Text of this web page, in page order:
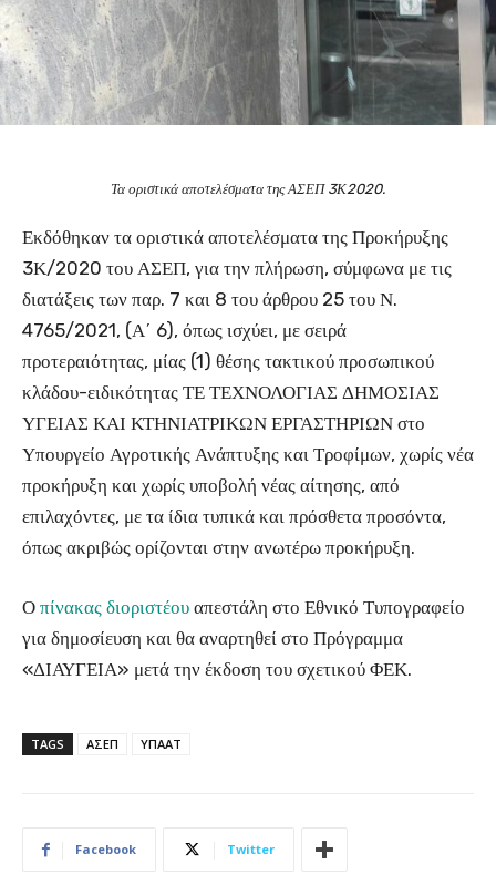
Τα οριστικά αποτελέσματα της ΑΣΕΠ 3Κ2020.
Εκδόθηκαν τα οριστικά αποτελέσματα της Προκήρυξης
3Κ/2020 του ΑΣΕΠ, για την πλήρωση, σύμφωνα με τις
διατάξεις των παρ. 7 και 8 του άρθρου 25 του Ν.
4765/2021, (Α΄ 6), όπως ισχύει, με σειρά
προτεραιότητας, μίας (1) θέσης τακτικού προσωπικού
κλάδου-ειδικότητας ΤΕ ΤΕΧΝΟΛΟΓΙΑΣ ΔΗΜΟΣΙΑΣ
ΥΓΕΙΑΣ ΚΑΙ ΚΤΗΝΙΑΤΡΙΚΩΝ ΕΡΓΑΣΤΗΡΙΩΝ στο
Υπουργείο Αγροτικής Ανάπτυξης και Τροφίμων, χωρίς νέα
προκήρυξη και χωρίς υποβολή νέας αίτησης, από
επιλαχόντες, με τα ίδια τυπικά και πρόσθετα προσόντα,
όπως ακριβώς ορίζονται στην ανωτέρω προκήρυξη.
Ο πίνακας διοριστέου απεστάλη στο Εθνικό Τυπογραφείο
για δημοσίευση και θα αναρτηθεί στο Πρόγραμμα
«ΔΙΑΥΓΕΙΑ» μετά την έκδοση του σχετικού ΦΕΚ.
TAGS ΑΣΕΠ ΥΠΑΑΤ
Facebook Twitter